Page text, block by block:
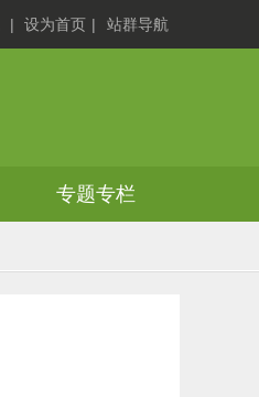
| 设为首页 | 站群导航
专题专栏